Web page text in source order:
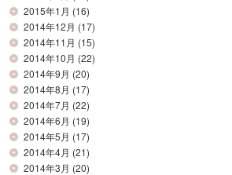
2015年1月 (16)
2014年12月 (17)
2014年11月 (15)
2014年10月 (22)
2014年9月 (20)
2014年8月 (17)
2014年7月 (22)
2014年6月 (19)
2014年5月 (17)
2014年4月 (21)
2014年3月 (20)